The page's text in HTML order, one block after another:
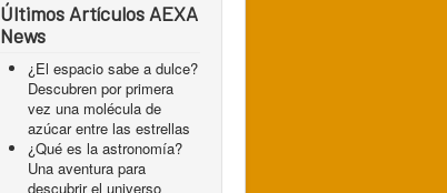
Últimos Artículos AEXA
News
¿El espacio sabe a dulce?
Descubren por primera
vez una molécula de
azúcar entre las estrellas
¿Qué es la astronomía?
Una aventura para
descubrir el universo